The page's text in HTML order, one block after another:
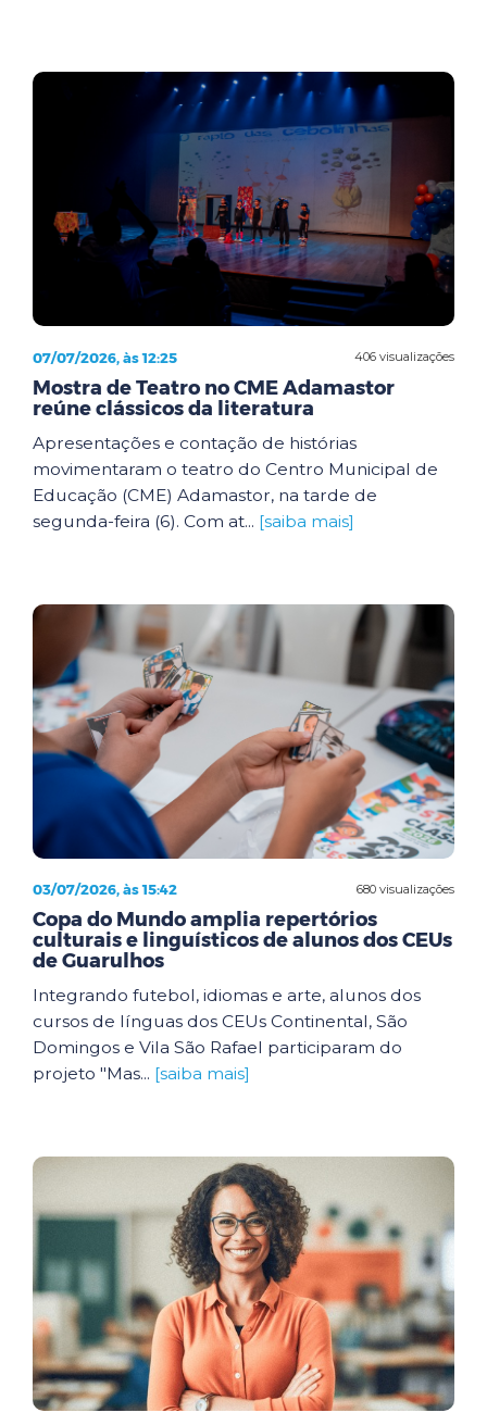
406 visualizações
07/07/2026, às 12:25
Mostra de Teatro no CME Adamastor
reúne clássicos da literatura
Apresentações e contação de histórias
movimentaram o teatro do Centro Municipal de
Educação (CME) Adamastor, na tarde de
segunda-feira (6). Com at... [saiba mais]
680 visualizações
03/07/2026, às 15:42
Copa do Mundo amplia repertórios
culturais e linguísticos de alunos dos CEUs
de Guarulhos
Integrando futebol, idiomas e arte, alunos dos
cursos de línguas dos CEUs Continental, São
Domingos e Vila São Rafael participaram do
projeto "Mas... [saiba mais]